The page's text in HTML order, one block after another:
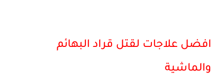
افضل علاجات لقتل قراد البهائم
والماشية